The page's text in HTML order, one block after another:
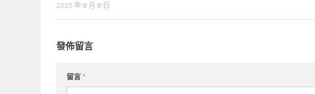
2025 年 8 月 8 日
發佈留言
留言*